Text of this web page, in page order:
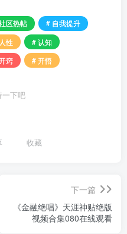
区热帖
# 自我提升
性
# 认知
窍 # 开悟
一下吧
收藏
下一篇
《金融绝唱》天涯神贴绝版
视频合集080在线观看